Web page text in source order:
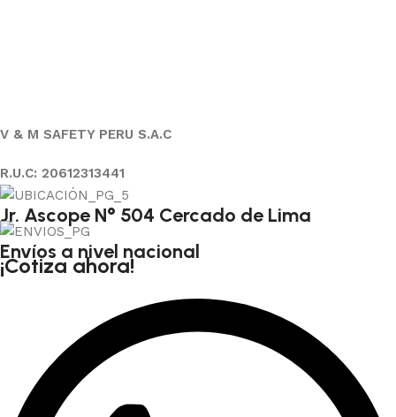
V & M SAFETY PERU S.A.C
R.U.C: 20612313441
Jr. Ascope N° 504 Cercado de Lima
Envíos a nivel nacional
¡Cotiza ahora!